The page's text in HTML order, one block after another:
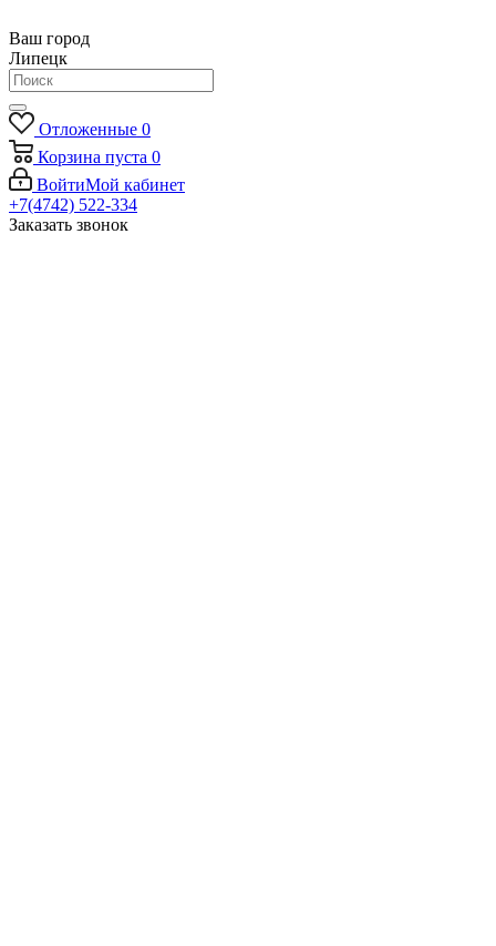
Ваш город
Липецк
Отложенные 0
Корзина пуста 0
ВойтиМой кабинет
+7(4742) 522-334
Заказать звонок